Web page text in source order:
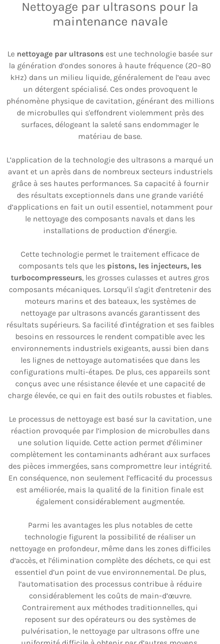
Nettoyage par ultrasons pour la
maintenance navale
Le nettoyage par ultrasons est une technologie basée sur
la génération d’ondes sonores à haute fréquence (20–80
kHz) dans un milieu liquide, généralement de l’eau avec
un détergent spécialisé. Ces ondes provoquent le
phénomène physique de cavitation, générant des millions
de microbulles qui s'effondrent violemment près des
surfaces, délogeant la saleté sans endommager le
matériau de base.
L’application de la technologie des ultrasons a marqué un
avant et un après dans de nombreux secteurs industriels
grâce à ses hautes performances. Sa capacité à fournir
des résultats exceptionnels dans une grande variété
d’applications en fait un outil essentiel, notamment pour
le nettoyage des composants navals et dans les
installations de production d’énergie.
Cette technologie permet le traitement efficace de
composants tels que les pistons, les injecteurs, les
turbocompresseurs, les grosses culasses et autres gros
composants mécaniques. Lorsqu'il s'agit d'entretenir des
moteurs marins et des bateaux, les systèmes de
nettoyage par ultrasons avancés garantissent des
résultats supérieurs. Sa facilité d'intégration et ses faibles
besoins en ressources le rendent compatible avec les
environnements industriels exigeants, aussi bien dans
les lignes de nettoyage automatisées que dans les
configurations multi-étapes. De plus, ces appareils sont
conçus avec une résistance élevée et une capacité de
charge élevée, ce qui en fait des outils robustes et fiables.
Le processus de nettoyage est basé sur la cavitation, une
réaction provoquée par l’implosion de microbulles dans
une solution liquide. Cette action permet d’éliminer
complètement les contaminants adhérant aux surfaces
des pièces immergées, sans compromettre leur intégrité.
En conséquence, non seulement l’efficacité du processus
est améliorée, mais la qualité de la finition finale est
également considérablement augmentée.
Parmi les avantages les plus notables de cette
technologie figurent la possibilité de réaliser un
nettoyage en profondeur, même dans les zones difficiles
d’accès, et l’élimination complète des déchets, ce qui est
essentiel d’un point de vue environnemental. De plus,
l’automatisation des processus contribue à réduire
considérablement les coûts de main-d’œuvre.
Contrairement aux méthodes traditionnelles, qui
reposent sur des opérateurs ou des systèmes de
pulvérisation, le nettoyage par ultrasons offre une